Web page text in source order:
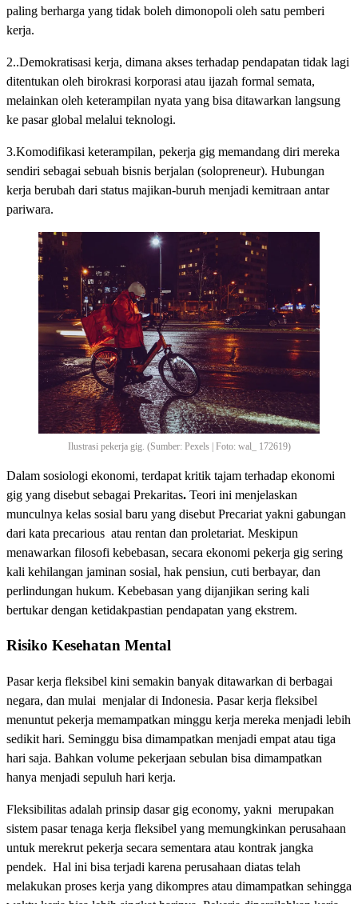
paling berharga yang tidak boleh dimonopoli oleh satu pemberi
kerja.
2..Demokratisasi kerja, dimana akses terhadap pendapatan tidak lagi
ditentukan oleh birokrasi korporasi atau ijazah formal semata,
melainkan oleh keterampilan nyata yang bisa ditawarkan langsung
ke pasar global melalui teknologi.
3.Komodifikasi keterampilan, pekerja gig memandang diri mereka
sendiri sebagai sebuah bisnis berjalan (solopreneur). Hubungan
kerja berubah dari status majikan-buruh menjadi kemitraan antar
pariwara.
Ilustrasi pekerja gig. (Sumber: Pexels | Foto: wal_ 172619)
Dalam sosiologi ekonomi, terdapat kritik tajam terhadap ekonomi
gig yang disebut sebagai Prekaritas. Teori ini menjelaskan
munculnya kelas sosial baru yang disebut Precariat yakni gabungan
dari kata precarious atau rentan dan proletariat. Meskipun
menawarkan filosofi kebebasan, secara ekonomi pekerja gig sering
kali kehilangan jaminan sosial, hak pensiun, cuti berbayar, dan
perlindungan hukum. Kebebasan yang dijanjikan sering kali
bertukar dengan ketidakpastian pendapatan yang ekstrem.
Risiko Kesehatan Mental
Pasar kerja fleksibel kini semakin banyak ditawarkan di berbagai
negara, dan mulai menjalar di Indonesia. Pasar kerja fleksibel
menuntut pekerja memampatkan minggu kerja mereka menjadi lebih
sedikit hari. Seminggu bisa dimampatkan menjadi empat atau tiga
hari saja. Bahkan volume pekerjaan sebulan bisa dimampatkan
hanya menjadi sepuluh hari kerja.
Fleksibilitas adalah prinsip dasar gig economy, yakni merupakan
sistem pasar tenaga kerja fleksibel yang memungkinkan perusahaan
untuk merekrut pekerja secara sementara atau kontrak jangka
pendek. Hal ini bisa terjadi karena perusahaan diatas telah
melakukan proses kerja yang dikompres atau dimampatkan sehingga